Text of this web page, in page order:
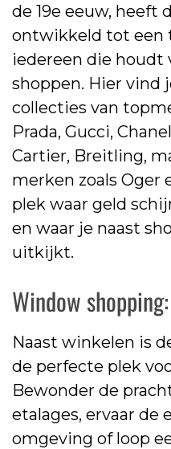
de 19e eeuw, heeft
ontwikkeld tot een
iedereen die houdt
shoppen. Hier vind
collecties van
Prada, Gucci,
Cartier, Breitling,
merken zoals Oger
plek waar geld
en waar je naast
uitkijkt.
Window
Naast winkelen is
de perfecte plek
Bewonder de
etalages, ervaar de
omgeving of loop